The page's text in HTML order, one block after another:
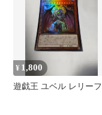
¥ 1,800
遊戯王 ユベル レリーフ